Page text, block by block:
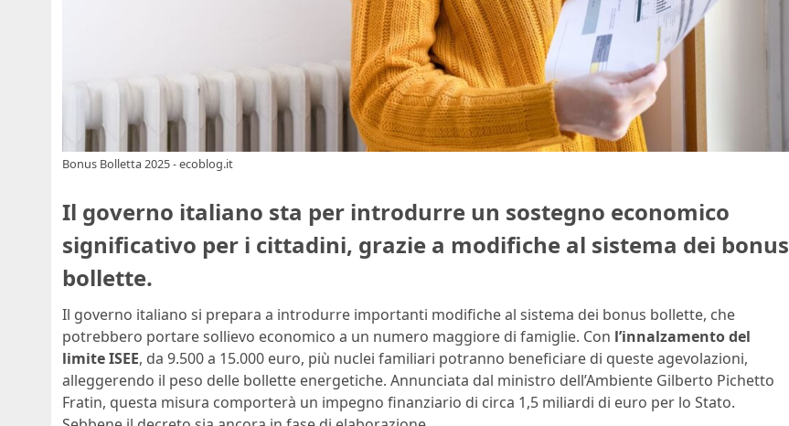
Bonus Bolletta 2025 - ecoblog.it
Il governo italiano sta per introdurre un sostegno economico
significativo per i cittadini, grazie a modifiche al sistema dei bonus
bollette.
Il governo italiano si prepara a introdurre importanti modifiche al sistema dei bonus bollette, che
potrebbero portare sollievo economico a un numero maggiore di famiglie. Con l’innalzamento del
limite ISEE, da 9.500 a 15.000 euro, più nuclei familiari potranno beneficiare di queste agevolazioni,
alleggerendo il peso delle bollette energetiche. Annunciata dal ministro dell’Ambiente Gilberto Pichetto
Fratin, questa misura comporterà un impegno finanziario di circa 1,5 miliardi di euro per lo Stato.